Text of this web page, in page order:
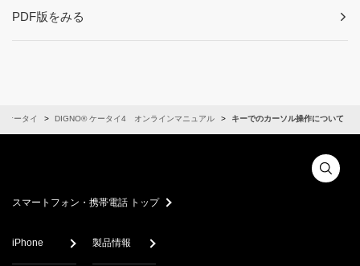
PDF版をみる
ケータイ DIGNO® ケータイ4 オンラインマニュアル キーでのカーソル操作について
スマートフォン・携帯電話 トップ
iPhone 製品情報